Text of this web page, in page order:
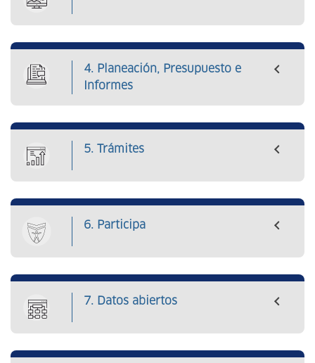
4. Planeación, Presupuesto e
Informes
5. Trámites
6. Participa
7. Datos abiertos